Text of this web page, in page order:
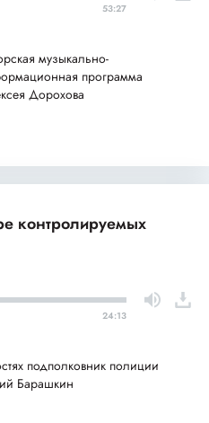
53:27
музыкально-
программа
Дорохова
контролируемых
24:13
подполковник полиции
Барашкин